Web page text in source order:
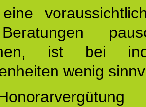
ist bei
wenig